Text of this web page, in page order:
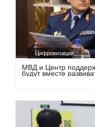
Цифровизация
МВД и Центр
будут вместе